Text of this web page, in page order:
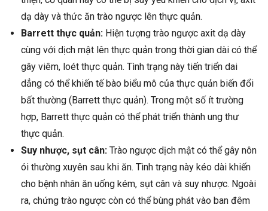
dạ dày và thức ăn trào ngược lên thực quản.
Barrett thực quản: Hiện tượng trào ngược axit dạ dày
cùng với dịch mật lên thực quản trong thời gian dài có thể
gây viêm, loét thực quản. Tình trạng này tiến triển dai
dẳng có thể khiến tế bào biểu mô của thực quản biến đổi
bất thường (Barrett thực quản). Trong một số ít trường
hợp, Barrett thực quản có thể phát triển thành ung thư
thực quản.
Suy nhược, sụt cân: Trào ngược dịch mật có thể gây nôn
ói thường xuyên sau khi ăn. Tình trạng này kéo dài khiến
cho bệnh nhân ăn uống kém, sụt cân và suy nhược. Ngoài
ra, chứng trào ngược còn có thể bùng phát vào ban đêm